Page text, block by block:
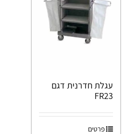
עגלת חדרנית דגם
FR23
פרטים